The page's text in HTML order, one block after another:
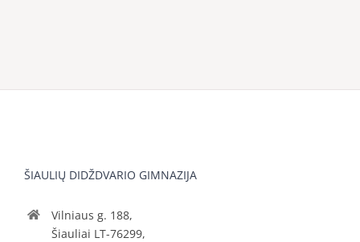
ŠIAULIŲ DIDŽDVARIO GIMNAZIJA
Vilniaus g. 188,
Šiauliai LT-76299,